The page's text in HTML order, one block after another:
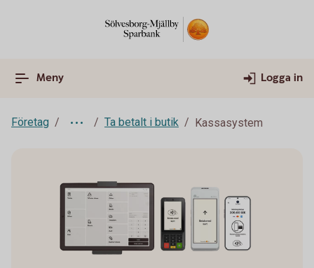
Meny Logga in
Företag Ta betalt i butik Kassasystem